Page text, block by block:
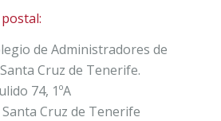
de Administradores de
Cruz de Tenerife.
74, 1ºA
Santa Cruz de Tenerife